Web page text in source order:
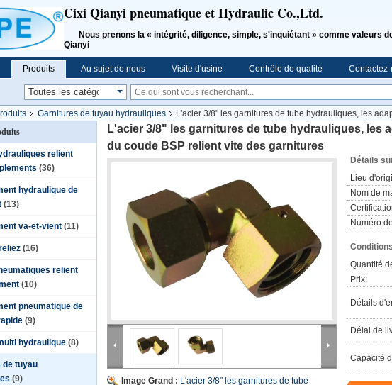
Cixi Qianyi pneumatique et Hydraulic Co.,Ltd.
Nous prenons la « intégrité, diligence, simple, s'inquiétant » comme valeurs
Qianyi
Produits Au sujet de nous Visite d'usine Contrôle de qualité
Garnitures de tuyau hydrauliques
L'acier 3/8" les garnitures de tube hydrauliques, les
garnitures
relient
(36)
hydraulique de
(13)
va-et-vient (11)
(16)
relient
(10)
pneumatique de
(9)
hydraulique (8)
de tuyau
(9)
L'acier 3/8" les garnitures de tube hydrauliques, les
du coude BSP relient vite des garnitures
Image Grand : L'acier 3/8" les garnitures de tube
Détails
Lieu
Nom de
Numéro
Quantité
Prix:
Détails
Délai de
Capacité